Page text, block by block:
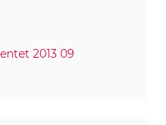
2013 09